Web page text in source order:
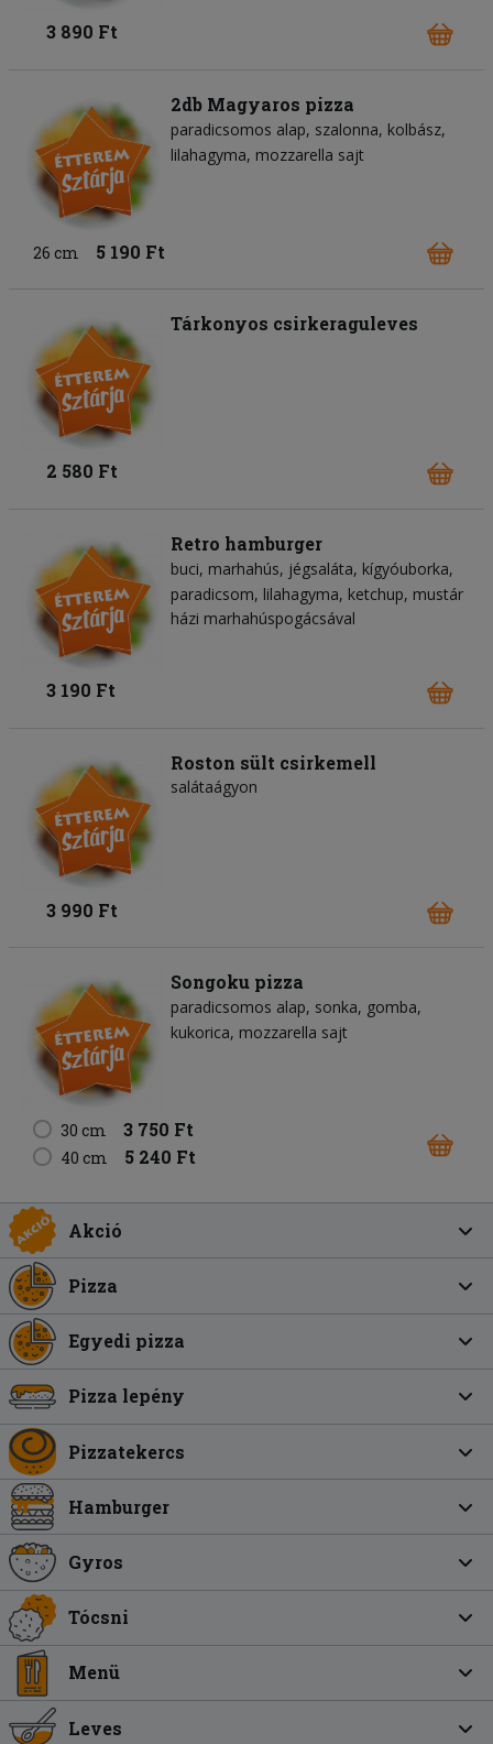
3 890 Ft
2db Magyaros pizza
paradicsomos alap szalonna kolbász
lilahagyma mozzarella sajt
26 cm 5 190 Ft
Tárkonyos csirkeraguleves
2 580 Ft
Retro hamburger
buci marhahús jégsaláta kígyóuborka
paradicsom lilahagyma ketchup mustár
házi marhahúspogácsával
3 190 Ft
Roston sült csirkemell
salátaágyon
3 990 Ft
Songoku pizza
paradicsomos alap sonka gomba
kukorica mozzarella sajt
30 cm 3 750 Ft
40 cm 5 240 Ft
Akció
Pizza
Egyedi pizza
Pizza lepény
Pizzatekercs
Hamburger
Gyros
Tócsni
Menü
Leves